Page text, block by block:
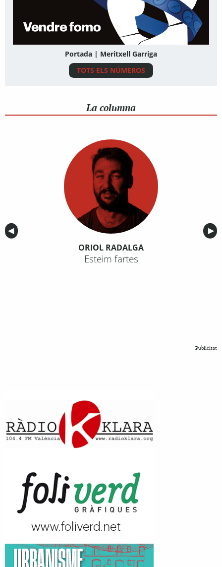
Portada | Meritxell Garriga
TOTS ELS NÚMEROS
La columna
Anterior
◀︎ ▶︎
ORIOL RADALGA
Esteim fartes
Publicitat